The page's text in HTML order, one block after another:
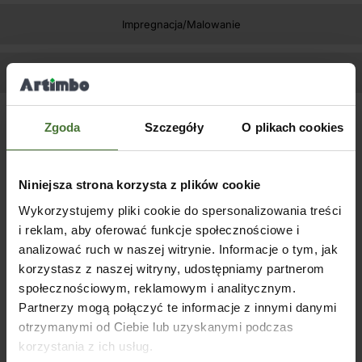
Zgoda Szczegóły O plikach cookies
Niniejsza strona korzysta z plików cookie
Wykorzystujemy pliki cookie do spersonalizowania treści
i reklam, aby oferować funkcje społecznościowe i
analizować ruch w naszej witrynie. Informacje o tym, jak
korzystasz z naszej witryny, udostępniamy partnerom
społecznościowym, reklamowym i analitycznym.
Partnerzy mogą połączyć te informacje z innymi danymi
otrzymanymi od Ciebie lub uzyskanymi podczas
korzystania z ich usług.
Impregnacja/Malowanie
Podobne produkty
Zestaw deska dachowa do
ZTP 600×350
SKU:80427D
Zestaw deska dachowa do
ZTP 750×350